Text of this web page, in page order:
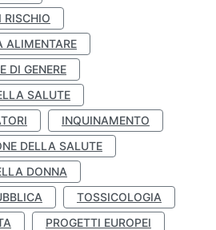
RISCHIO
ALIMENTARE
DI GENERE
SALUTE
INQUINAMENTO
DELLA SALUTE
DONNA
TOSSICOLOGIA
PROGETTI EUROPEI